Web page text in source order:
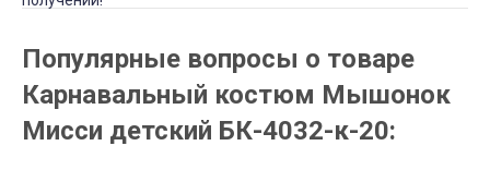
Популярные вопросы о товаре
Карнавальный костюм Мышонок
Мисси детский БК-4032-к-20: